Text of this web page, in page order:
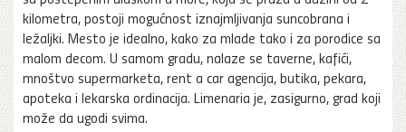
kilometra, postoji mogućnost iznajmljivanja suncobrana i
ležaljki. Mesto je idealno, kako za mlade tako i za porodice sa
malom decom. U samom gradu, nalaze se taverne, kafići,
mnoštvo supermarketa, rent a car agencija, butika, pekara,
apoteka i lekarska ordinacija. Limenaria je, zasigurno, grad koji
može da ugodi svima.